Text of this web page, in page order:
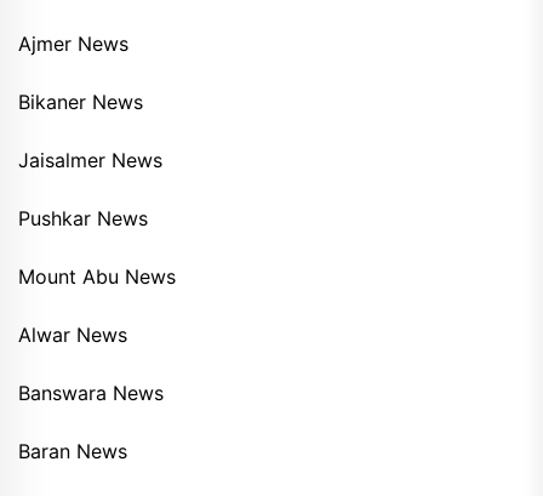
Ajmer News
Bikaner News
Jaisalmer News
Pushkar News
Mount Abu News
Alwar News
Banswara News
Baran News